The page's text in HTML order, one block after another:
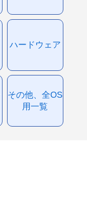
ハードウェア
その他、全OS
用一覧